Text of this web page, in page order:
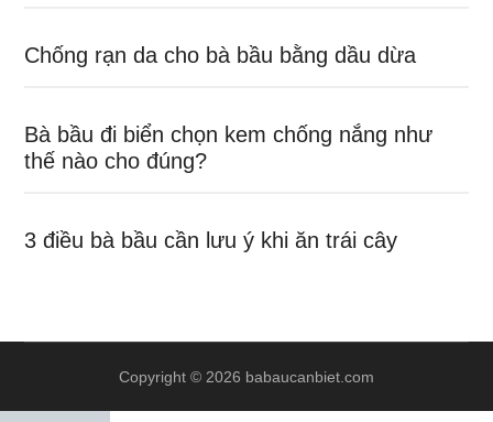
Chống rạn da cho bà bầu bằng dầu dừa
Bà bầu đi biển chọn kem chống nắng như
thế nào cho đúng?
3 điều bà bầu cần lưu ý khi ăn trái cây
Copyright © 2026 babaucanbiet.com